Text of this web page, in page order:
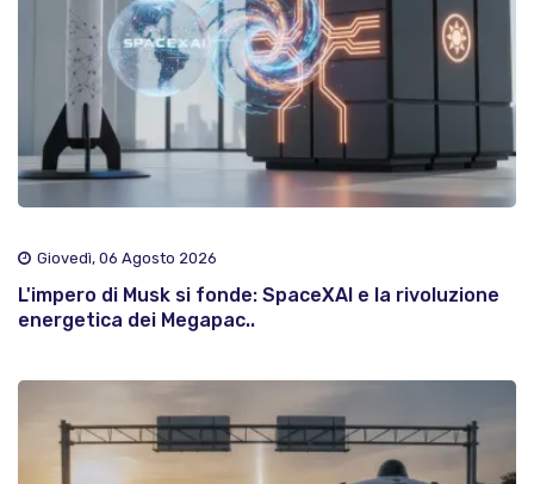
Giovedì, 06 Agosto 2026
L'impero di Musk si fonde: SpaceXAI e la rivoluzione
energetica dei Megapac..